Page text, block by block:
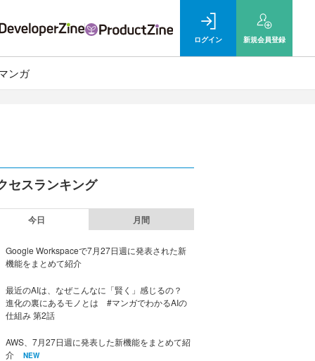
ログイン 新規会員登録
ンガ
セスランキング
今日 月間
Google Workspaceで7月27日週に発表された新
機能をまとめて紹介
最近のAIは、なぜこんなに「賢く」感じるの？
進化の裏にあるモノとは #マンガでわかるAIの
仕組み 第2話
AWS、7月27日週に発表した新機能をまとめて紹
介
NEW